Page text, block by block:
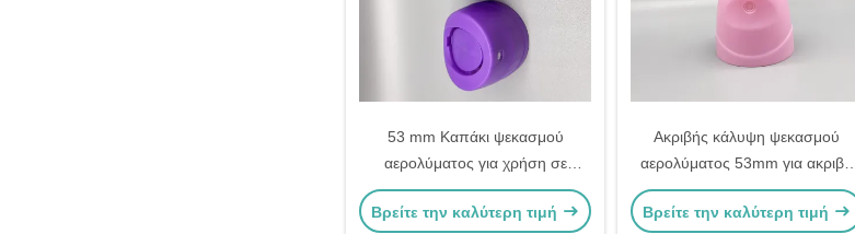
53 mm Καπάκι ψεκασμού
αερολύματος για χρήση σε
συσκευή αναζωογόνησης αέρα
Βρείτε την καλύτερη τιμή
Ακριβής κάλυψη ψεκασμού
αερολύματος 53mm για ακριβή
εφαρμογή Πολυδιάστατη χρήση
Αξιόπιστη απόδοση
Βρείτε την καλύτερη τιμή